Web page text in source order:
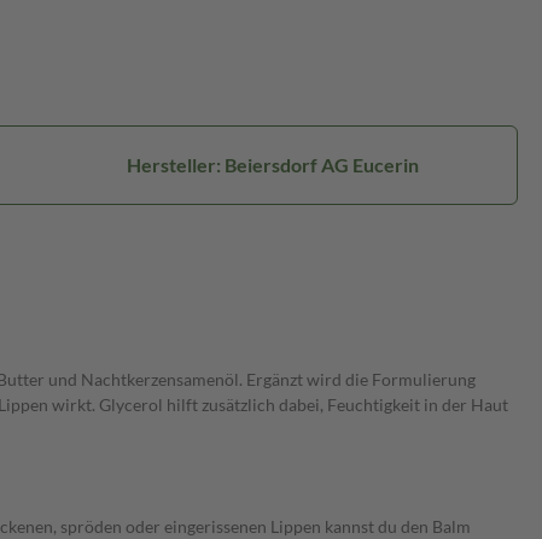
Hersteller: Beiersdorf AG Eucerin
und Nachtkerzensamenöl. Ergänzt wird die Formulierung
wirkt. Glycerol hilft zusätzlich dabei, Feuchtigkeit in der Haut
spröden oder eingerissenen Lippen kannst du den Balm